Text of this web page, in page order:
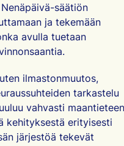
säätiön
ja tekemään
avulla tuetaan
ilmastonmuutos,
tarkastelu
vahvasti maantieteen
kehityksestä erityisesti
järjestöä tekevät